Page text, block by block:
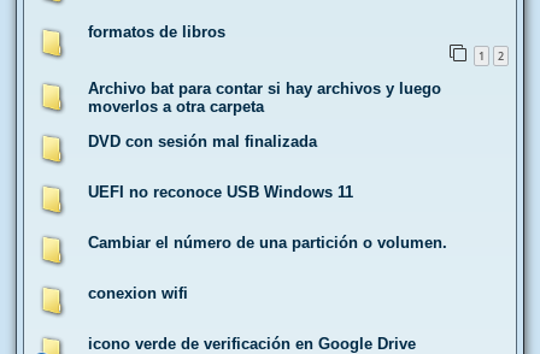
formatos de libros
1 2
Archivo bat para contar si hay archivos y luego
moverlos a otra carpeta
DVD con sesión mal finalizada
UEFI no reconoce USB Windows 11
Cambiar el número de una partición o volumen.
conexion wifi
icono verde de verificación en Google Drive